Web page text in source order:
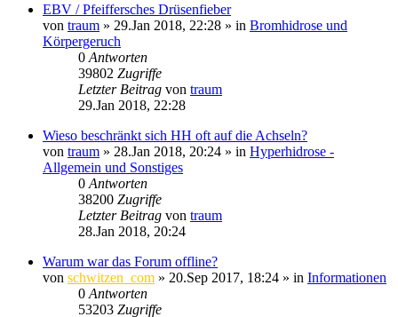
EBV / Pfeiffersches Drüsenfieber
von traum » 29.Jan 2018, 22:28 » in Bromhidrose und
Körpergeruch
0 Antworten
39802 Zugriffe
Letzter Beitrag von traum
29.Jan 2018, 22:28
Wieso beschränkt sich HH oft auf die Achseln?
von traum » 28.Jan 2018, 20:24 » in Hyperhidrose -
Allgemein und Sonstiges
0 Antworten
38200 Zugriffe
Letzter Beitrag von traum
28.Jan 2018, 20:24
Warum war das Forum offline?
von schwitzen_com » 20.Sep 2017, 18:24 » in Informationen
0 Antworten
53203 Zugriffe